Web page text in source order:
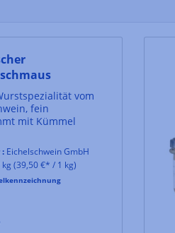
vom
fein
mit Kümmel
Eichelschwein GmbH
kg(39,50 €* / 1 kg)